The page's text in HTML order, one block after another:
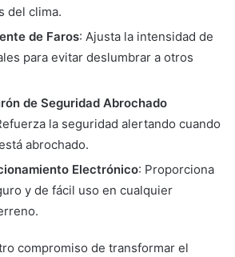
del clima.
de Faros: Ajusta la intensidad de
para evitar deslumbrar a otros
de Seguridad Abrochado
la seguridad alertando cuando
abrochado.
Electrónico: Proporciona
y de fácil uso en cualquier
compromiso de transformar el